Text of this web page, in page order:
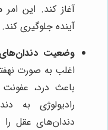
آغاز کند. این
آینده جلوگیری کند.
وضعیت
اغلب به صورت
باعث درد،
رادیولوژی به
دندان‌های عقل را